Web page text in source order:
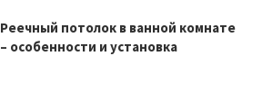
Реечный потолок в ванной комнате
– особенности и установка